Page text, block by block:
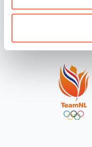
Staatsloterij
sportiefste